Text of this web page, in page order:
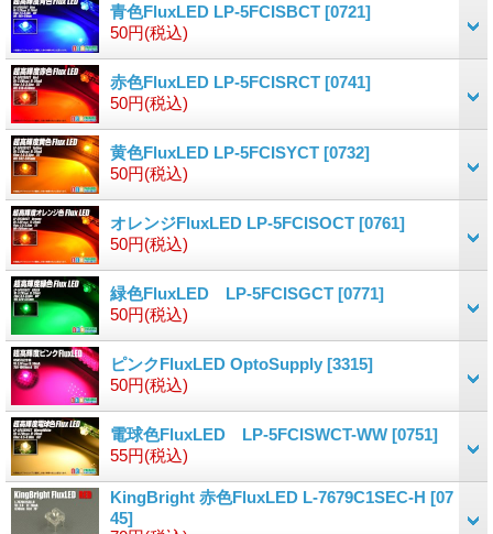
青色FluxLED LP-5FCISBCT [0721]
50円(税込)
赤色FluxLED LP-5FCISRCT [0741]
50円(税込)
黄色FluxLED LP-5FCISYCT [0732]
50円(税込)
オレンジFluxLED LP-5FCISOCT [0761]
50円(税込)
緑色FluxLED LP-5FCISGCT [0771]
50円(税込)
ピンクFluxLED OptoSupply [3315]
50円(税込)
電球色FluxLED LP-5FCISWCT-WW [0751]
55円(税込)
KingBright 赤色FluxLED L-7679C1SEC-H [07
45]